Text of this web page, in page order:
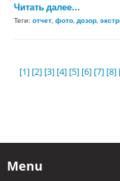
Читать далее...
Теги: отчет, фото, дозор,
[1] [2] [3] [4] [5] [6] [7] [8]
Menu